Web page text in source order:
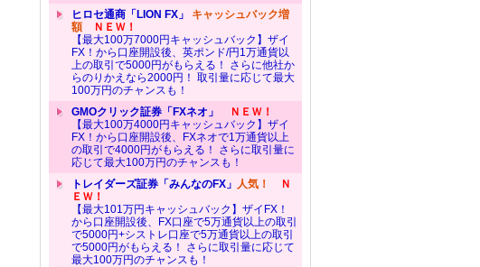
ヒロセ通商「LION FX」 キャッシュバック増
額ＮＥＷ！
【最大100万7000円キャッシュバック】ザイ
FX！から口座開設後、英ポンド/円1万通貨以
上の取引で5000円がもらえる！ さらに他社か
らのりかえなら2000円！ 取引量に応じて最大
100万円のチャンスも！
GMOクリック証券「FXネオ」
ＮＥＷ！
【最大100万4000円キャッシュバック】ザイ
FX！から口座開設後、FXネオで1万通貨以上
の取引で4000円がもらえる！ さらに取引量に
応じて最大100万円のチャンスも！
トレイダーズ証券「みんなのFX」 人気！
Ｎ
ＥＷ！
【最大101万円キャッシュバック】ザイFX！
から口座開設後、FX口座で5万通貨以上の取引
で5000円+シストレ口座で5万通貨以上の取引
で5000円がもらえる！ さらに取引量に応じて
最大100万円のチャンスも！